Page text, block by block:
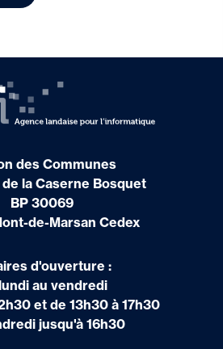
des Communes
de la Caserne Bosquet
BP 30069
de-Marsan Cedex
d'ouverture :
au vendredi
et de 13h30 à 17h30
jusqu'à 16h30